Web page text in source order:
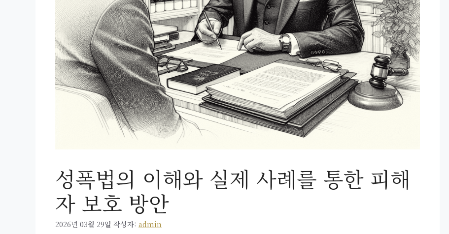
성폭법의 이해와 실제 사례를 통한 피해
자 보호 방안
2026년 03월 29일 작성자: admin